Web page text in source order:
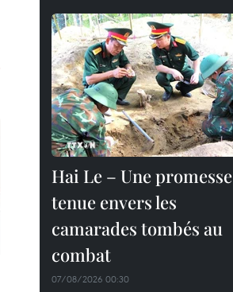
Hai Le – Une promesse
tenue envers les
camarades tombés au
combat
07/08/2026 00:30